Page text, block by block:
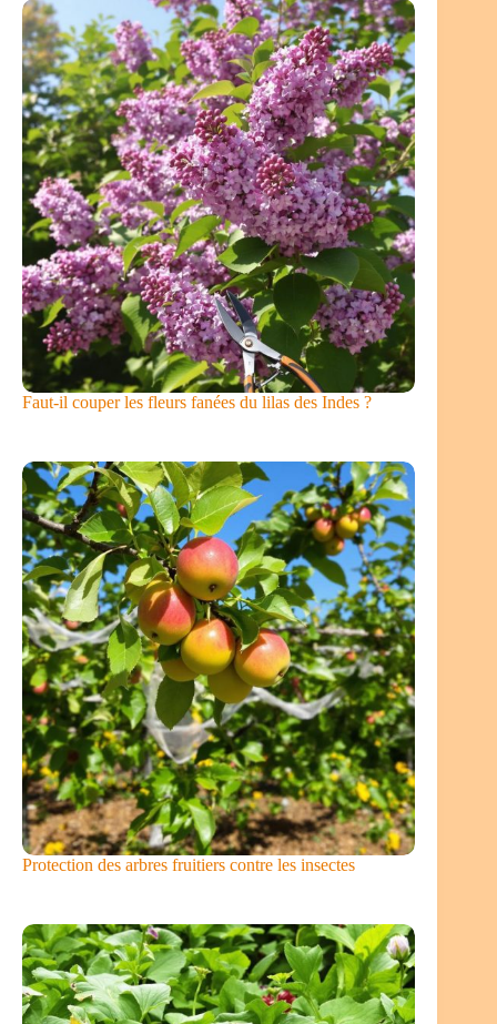
Faut-il couper les fleurs fanées du lilas des Indes ?
Protection des arbres fruitiers contre les insectes